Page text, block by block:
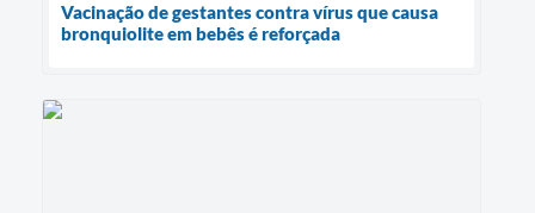
Vacinação de gestantes contra vírus que causa
bronquiolite em bebês é reforçada